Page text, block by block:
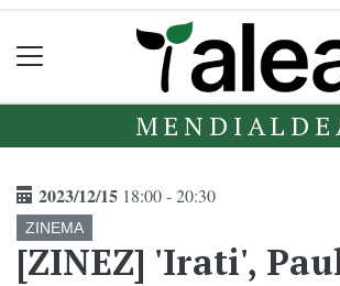
2023/12/15 18:00 - 20:30
ZINEMA
[ZINEZ] 'Irati',